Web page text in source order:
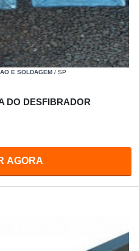
E SOLDAGEM / SP
DO DESFIBRADOR
AGORA